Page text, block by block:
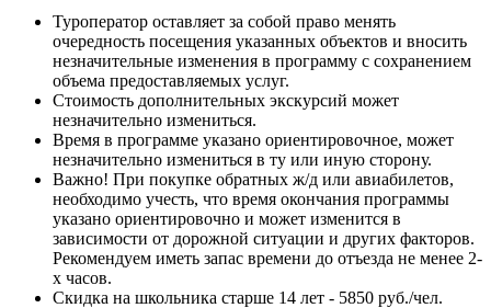
Туроператор оставляет за собой право менять
очередность посещения указанных объектов и вносить
незначительные изменения в программу с сохранением
объема предоставляемых услуг.
Стоимость дополнительных экскурсий может
незначительно измениться.
Время в программе указано ориентировочное, может
незначительно измениться в ту или иную сторону.
Важно! При покупке обратных ж/д или авиабилетов,
необходимо учесть, что время окончания программы
указано ориентировочно и может изменится в
зависимости от дорожной ситуации и других факторов.
Рекомендуем иметь запас времени до отъезда не менее 2-
х часов.
Скидка на школьника старше 14 лет - 5850 руб./чел.